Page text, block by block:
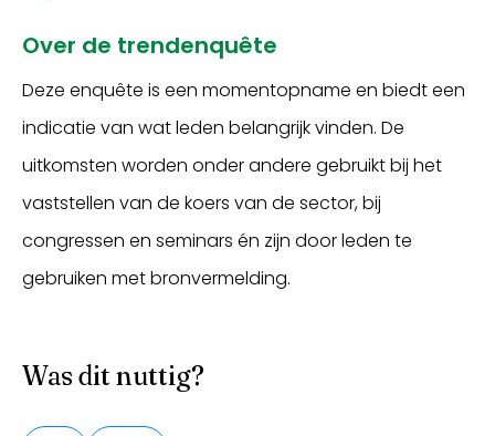
Over de trendenquête
Deze enquête is een momentopname en biedt een
indicatie van wat leden belangrijk vinden. De
uitkomsten worden onder andere gebruikt bij het
vaststellen van de koers van de sector, bij
congressen en seminars én zijn door leden te
gebruiken met bronvermelding.
Was dit nuttig?